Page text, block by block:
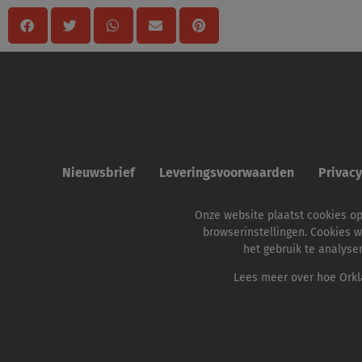
Nieuwsbrief Leveringsvoorwaarden
Onze website plaatst cookies
browserinstellingen. Cookies
het gebruik te
Lees meer over hoe